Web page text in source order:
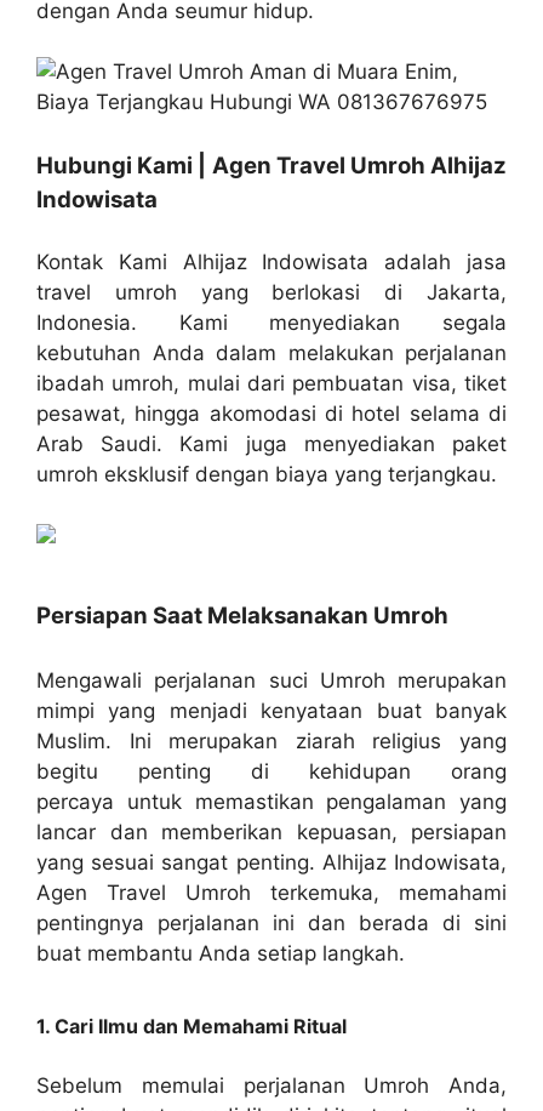
dengan Anda seumur hidup.
Hubungi Kami | Agen Travel Umroh Alhijaz
Indowisata
Kontak Kami Alhijaz Indowisata adalah jasa
travel umroh yang berlokasi di Jakarta,
Indonesia. Kami menyediakan segala
kebutuhan Anda dalam melakukan perjalanan
ibadah umroh, mulai dari pembuatan visa, tiket
pesawat, hingga akomodasi di hotel selama di
Arab Saudi. Kami juga menyediakan paket
umroh eksklusif dengan biaya yang terjangkau.
Persiapan Saat Melaksanakan Umroh
Mengawali perjalanan suci Umroh merupakan
mimpi yang menjadi kenyataan buat banyak
Muslim. Ini merupakan ziarah religius yang
begitu penting di kehidupan orang
percaya untuk memastikan pengalaman yang
lancar dan memberikan kepuasan, persiapan
yang sesuai sangat penting. Alhijaz Indowisata,
Agen Travel Umroh terkemuka, memahami
pentingnya perjalanan ini dan berada di sini
buat membantu Anda setiap langkah.
1. Cari Ilmu dan Memahami Ritual
Sebelum memulai perjalanan Umroh Anda,